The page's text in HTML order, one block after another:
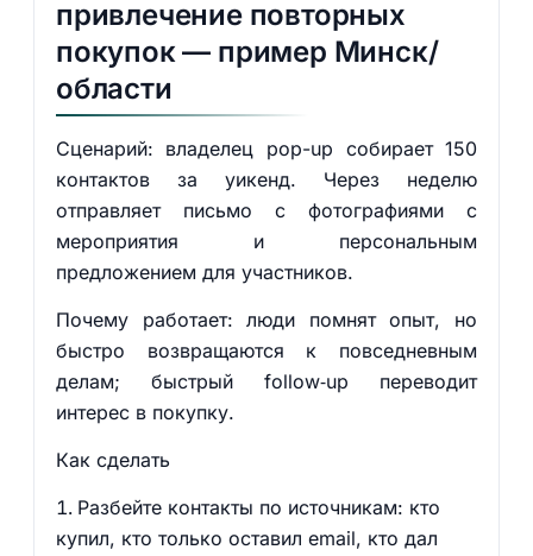
привлечение повторных
покупок — пример Минск/
области
Сценарий: владелец pop-up собирает 150
контактов за уикенд. Через неделю
отправляет письмо с фотографиями с
мероприятия и персональным
предложением для участников.
Почему работает: люди помнят опыт, но
быстро возвращаются к повседневным
делам; быстрый follow‑up переводит
интерес в покупку.
Как сделать
Разбейте контакты по источникам: кто
купил, кто только оставил email, кто дал